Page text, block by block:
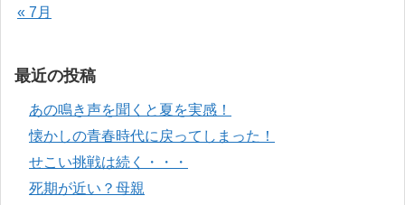
« 7月
最近の投稿
あの鳴き声を聞くと夏を実感！
懐かしの青春時代に戻ってしまった！
せこい挑戦は続く・・・
死期が近い？母親